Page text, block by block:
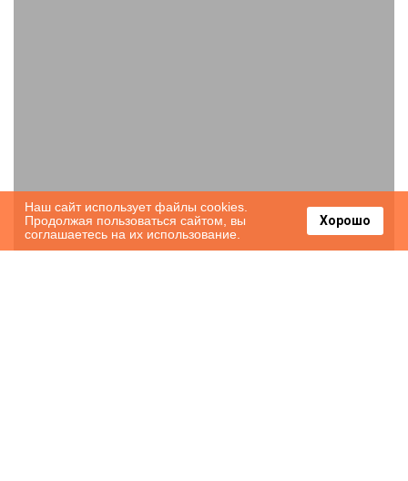
Наш сайт использует файлы cookies.
Продолжая пользоваться сайтом, вы
соглашаетесь на их использование.
Хорошо